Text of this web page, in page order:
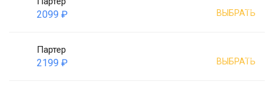
2099 ₽ ВЫБРАТЬ
Партер
2199 ₽ ВЫБРАТЬ